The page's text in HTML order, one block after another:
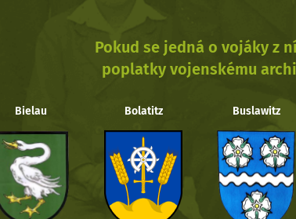
Pokud se jedná o vojáky z
poplatky vojenskému
Bielau Bolatitz Buslawitz